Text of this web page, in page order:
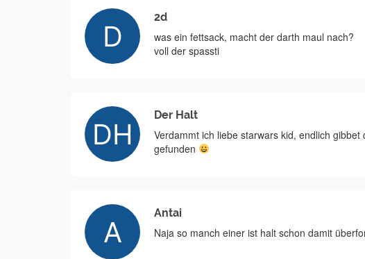
2d
was ein fettsack, macht der darth maul nach?
voll der spassti
Der Halt
Verdammt ich liebe starwars kid, endlich
gefunden
Antai
Naja so manch einer ist halt schon damit